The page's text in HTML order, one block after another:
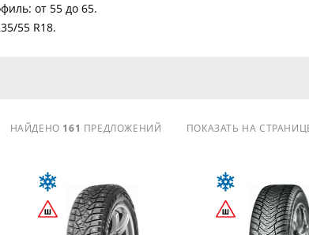
от 55 до 65.
55 R18.
НАЙДЕНО 161 ПРЕДЛОЖЕНИЙ ПОКАЗАТЬ НА